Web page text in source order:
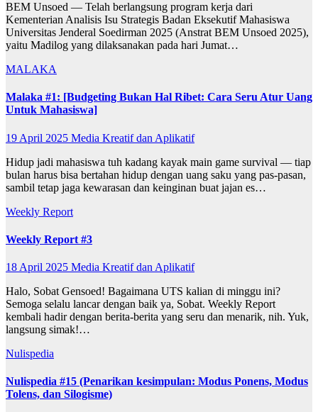
BEM Unsoed — Telah berlangsung program kerja dari
Kementerian Analisis Isu Strategis Badan Eksekutif Mahasiswa
Universitas Jenderal Soedirman 2025 (Anstrat BEM Unsoed 2025),
yaitu Madilog yang dilaksanakan pada hari Jumat…
MALAKA
Malaka #1: [Budgeting Bukan Hal Ribet: Cara Seru Atur Uang
Untuk Mahasiswa]
19 April 2025 Media Kreatif dan Aplikatif
Hidup jadi mahasiswa tuh kadang kayak main game survival — tiap
bulan harus bisa bertahan hidup dengan uang saku yang pas-pasan,
sambil tetap jaga kewarasan dan keinginan buat jajan es…
Weekly Report
Weekly Report #3
18 April 2025 Media Kreatif dan Aplikatif
Halo, Sobat Gensoed! Bagaimana UTS kalian di minggu ini?
Semoga selalu lancar dengan baik ya, Sobat. Weekly Report
kembali hadir dengan berita-berita yang seru dan menarik, nih. Yuk,
langsung simak!…
Nulispedia
Nulispedia #15 (Penarikan kesimpulan: Modus Ponens, Modus
Tolens, dan Silogisme)